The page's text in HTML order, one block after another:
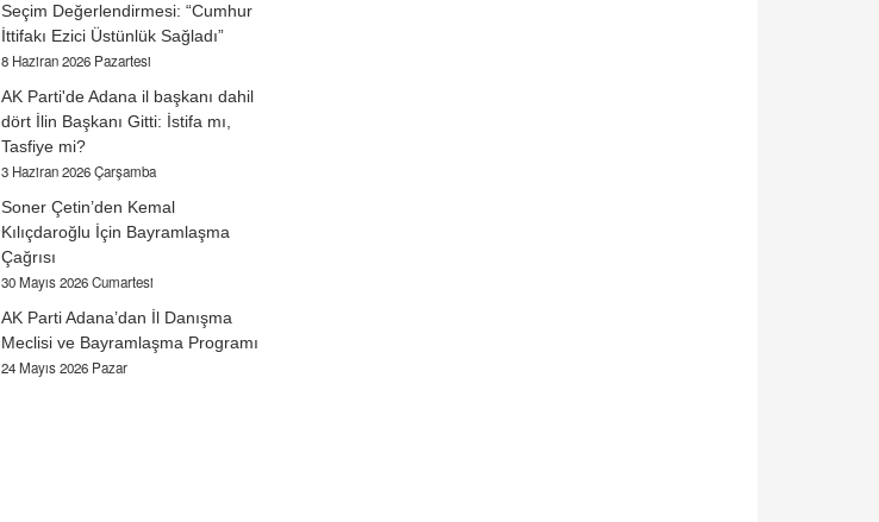
Seçim Değerlendirmesi: “Cumhur
İttifakı Ezici Üstünlük Sağladı”
8 Haziran 2026 Pazartesi
AK Parti'de Adana il başkanı dahil
dört İlin Başkanı Gitti: İstifa mı,
Tasfiye mi?
3 Haziran 2026 Çarşamba
Soner Çetin’den Kemal
Kılıçdaroğlu İçin Bayramlaşma
Çağrısı
30 Mayıs 2026 Cumartesi
AK Parti Adana’dan İl Danışma
Meclisi ve Bayramlaşma Programı
24 Mayıs 2026 Pazar